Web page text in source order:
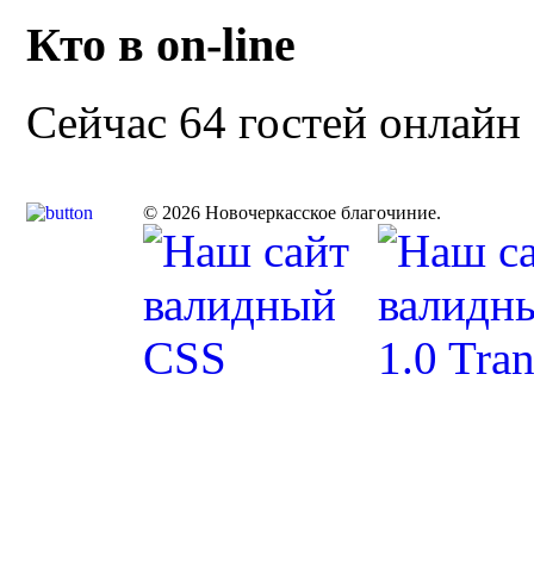
Кто в on-line
Сейчас 64 гостей онлайн
© 2026 Новочеркасское благочиние.